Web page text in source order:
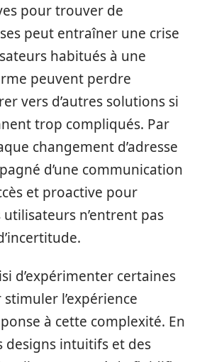
pour trouver de
peut entraîner une crise
habitués à une
peuvent perdre
vers d’autres solutions si
trop compliqués. Par
changement d’adresse
d’une communication
et proactive pour
n’entrent pas
d’expérimenter certaines
l’expérience
à cette complexité. En
designs intuitifs et des